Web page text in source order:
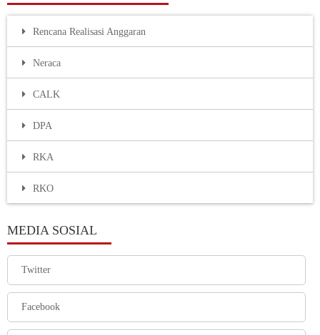
Rencana Realisasi Anggaran
Neraca
CALK
DPA
RKA
RKO
MEDIA SOSIAL
Twitter
Facebook